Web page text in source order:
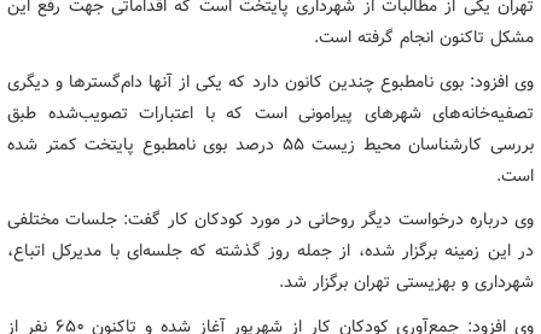
تهران یکی از مطالبات از شهرداری پایتخت است که اقداماتی جهت رفع این
مشکل تاکنون انجام گرفته است.
وی افزود: بوی نامطبوع چندین کانون دارد که یکی از آنها دام‌گسترها و دیگری
تصفیه‌خانه‌های شهرهای پیرامونی است که با اعتبارات تصویب‌شده طبق
بررسی کارشناسان محیط زیست 55 درصد بوی نامطبوع پایتخت کمتر شده
است.
وی درباره درخواست دیگر روحانی در مورد کودکان کار گفت: جلسات مختلفی
در این زمینه برگزار شده، از جمله روز گذشته که جلسه‌ای با مدیرکل اتباع،
شهرداری و بهزیستی تهران برگزار شد.
وی افزود: جمع‌آوری کودکان کار از شهریور آغاز شده و تاکنون 650 نفر از